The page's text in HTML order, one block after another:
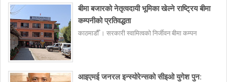
बीमा बजारको नेतृत्वदायी भूमिका खेल्ने राष्ट्रिय बीमा
कम्पनीको प्रतिवद्धता
काठमाडौँ । सरकारी स्वामित्वको निर्जीवन बीमा कम्पन
आइएमई जनरल इन्स्योरेन्सको सीइओ युगेश पुन: